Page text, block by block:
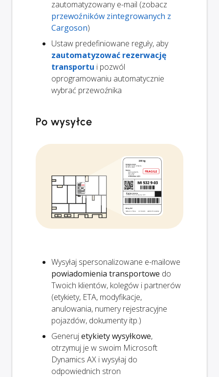
zautomatyzowany e-mail (zobacz
przewoźników zintegrowanych z
Cargoson)
Ustaw predefiniowane reguły, aby
zautomatyzować rezerwację
transportu i pozwól
oprogramowaniu automatycznie
wybrać przewoźnika
Po wysyłce
Wysyłaj spersonalizowane e-mailowe
powiadomienia transportowe do
Twoich klientów, kolegów i partnerów
(etykiety, ETA, modyfikacje,
anulowania, numery rejestracyjne
pojazdów, dokumenty itp.)
Generujetykiety wysyłkowe,
otrzymuj je w swoim Microsoft
Dynamics AX i wysyłaj do
odpowiednich stron